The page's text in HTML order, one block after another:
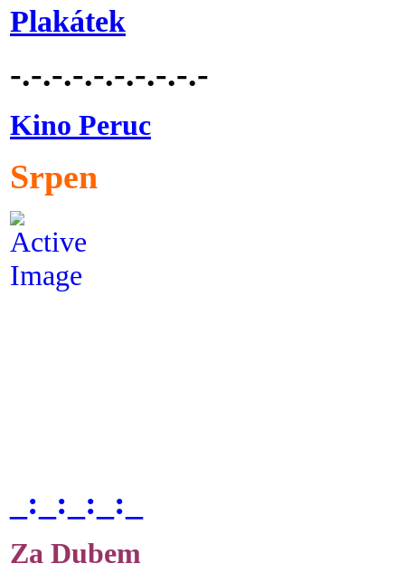
Plakátek
-.-.-.-.-.-.-.-.-.-
Kino Peruc
Srpen
_:_:_:_:_
Za Dubem